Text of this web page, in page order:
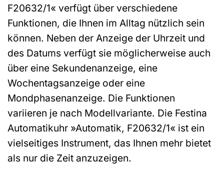
F20632/1« verfügt über verschiedene
Funktionen, die Ihnen im Alltag nützlich sein
können. Neben der Anzeige der Uhrzeit und
des Datums verfügt sie möglicherweise auch
über eine Sekundenanzeige, eine
Wochentagsanzeige oder eine
Mondphasenanzeige. Die Funktionen
variieren je nach Modellvariante. Die Festina
Automatikuhr »Automatik, F20632/1« ist ein
vielseitiges Instrument, das Ihnen mehr bietet
als nur die Zeit anzuzeigen.